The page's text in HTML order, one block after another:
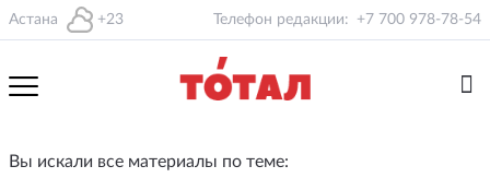
Астана +23 Телефон редакции: +7 700 978-78-54
Вы искали все материалы по теме: